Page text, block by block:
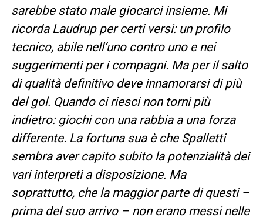
sarebbe stato male giocarci insieme. Mi
ricorda Laudrup per certi versi: un profilo
tecnico, abile nell’uno contro uno e nei
suggerimenti per i compagni. Ma per il salto
di qualità definitivo deve innamorarsi di più
del gol. Quando ci riesci non torni più
indietro: giochi con una rabbia a una forza
differente. La fortuna sua è che Spalletti
sembra aver capito subito la potenzialità dei
vari interpreti a disposizione. Ma
soprattutto, che la maggior parte di questi –
prima del suo arrivo – non erano messi nelle